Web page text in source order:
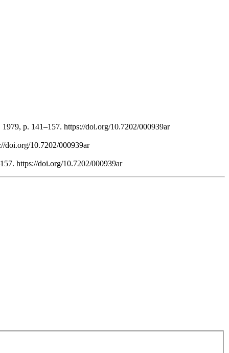
p. 141–157. https://doi.org/10.7202/000939ar
doi.org/10.7202/000939ar
https://doi.org/10.7202/000939ar